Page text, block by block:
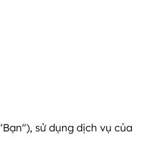
sử dụng dịch vụ của